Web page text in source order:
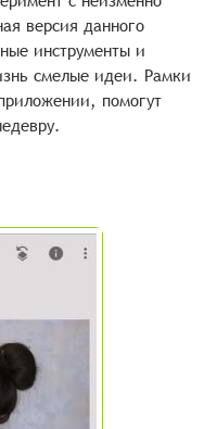
версия данного
инструменты и
смелые идеи. Рамки
помогут